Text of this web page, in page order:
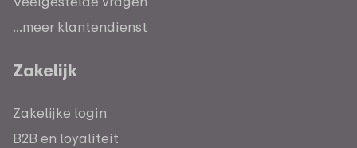
...meer klantendienst
Zakelijk
Zakelijke login
B2B en loyaliteit